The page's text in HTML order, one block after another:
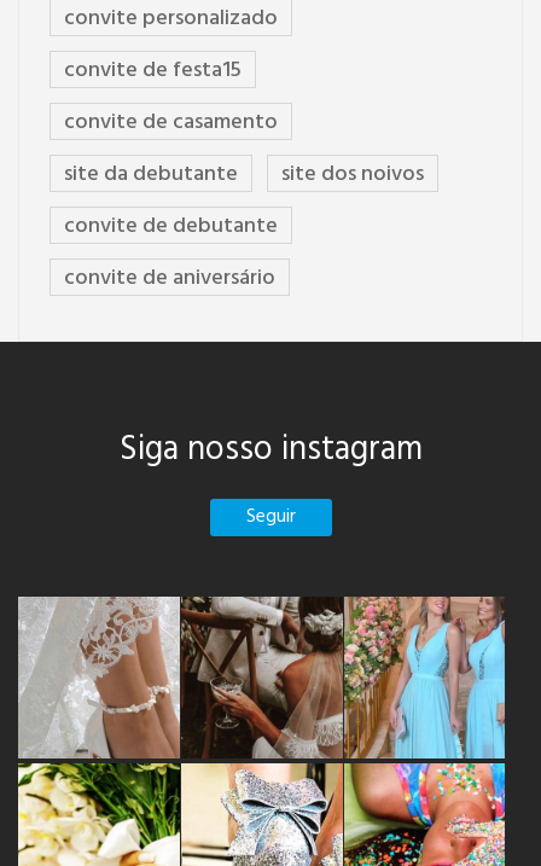
convite personalizado
convite de festa15
convite de casamento
site da debutante
site dos noivos
convite de debutante
convite de aniversário
Siga nosso instagram
Seguir